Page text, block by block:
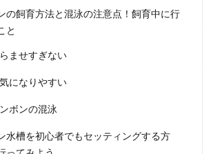
種類や環境、必要な道具、餌な
かける魚です。飼育するならあまり大き
くならない種類のナマズの...
の飼育方法と混泳の注意点！飼育中に行
と
ませすぎない
になりやすい
ボンの混泳
水槽を初心者でもセッティングする方